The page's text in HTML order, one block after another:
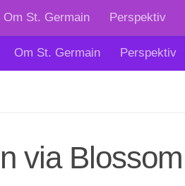
Om St. Germain Perspektiv
Om St. Germain Perspektiv
via Blossom